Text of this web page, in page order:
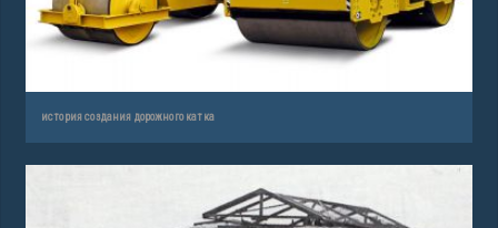
история создания дорожного катка